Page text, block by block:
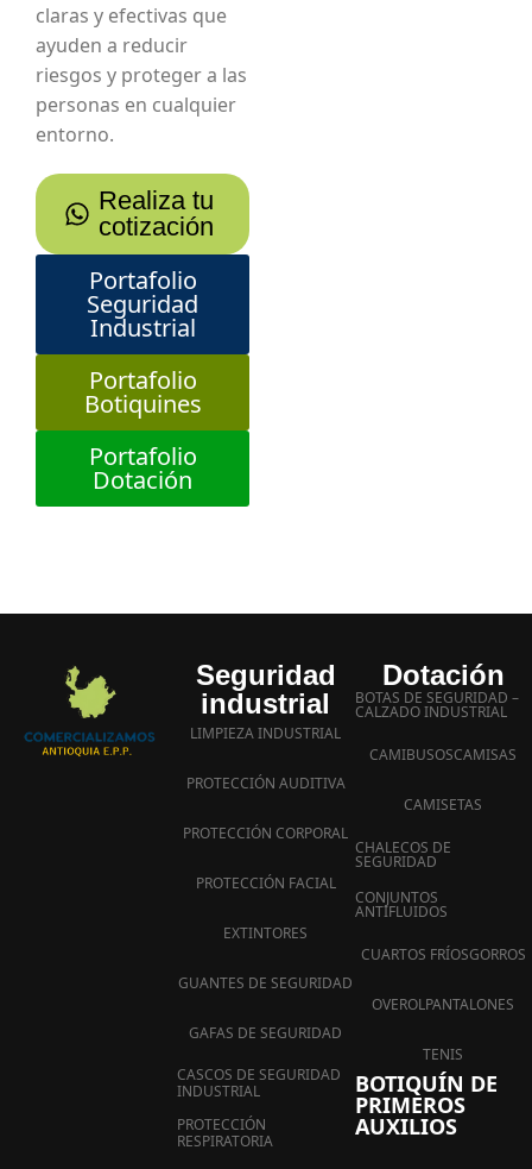
claras y efectivas que
ayuden a reducir
riesgos y proteger a las
personas en cualquier
entorno.
Realiza tu
cotización
Portafolio
Seguridad
Industrial
Portafolio
Botiquines
Portafolio
Dotación
Seguridad
industrial
LIMPIEZA INDUSTRIAL
PROTECCIÓN AUDITIVA
PROTECCIÓN CORPORAL
PROTECCIÓN FACIAL
EXTINTORES
GUANTES DE SEGURIDAD
GAFAS DE SEGURIDAD
CASCOS DE SEGURIDAD
INDUSTRIAL
PROTECCIÓN
RESPIRATORIA
Dotación
BOTAS DE SEGURIDAD –
CALZADO INDUSTRIAL
CAMIBUSOSCAMISAS
CAMISETAS
CHALECOS DE
SEGURIDAD
CONJUNTOS
ANTIFLUIDOS
CUARTOS FRÍOSGORROS
OVEROLPANTALONES
TENIS
BOTIQUÍN DE
PRIMEROS
AUXILIOS